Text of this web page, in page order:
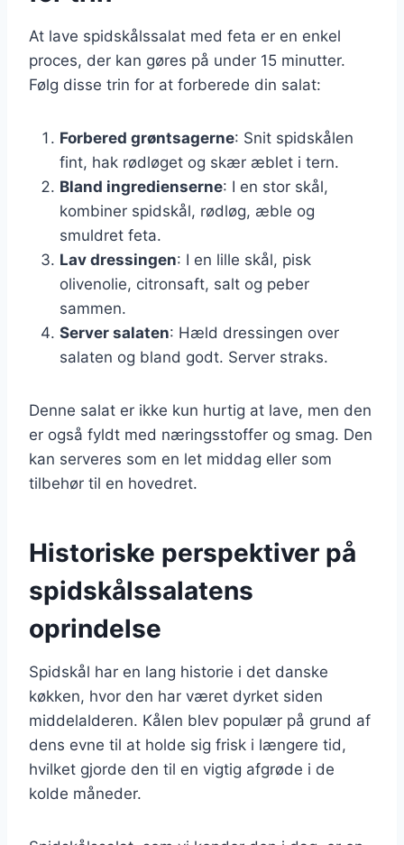
At lave spidskålssalat med feta er en enkel
proces, der kan gøres på under 15 minutter.
Følg disse trin for at forberede din salat:
Forbered grøntsagerne: Snit spidskålen
fint, hak rødløget og skær æblet i tern.
Bland ingredienserne: I en stor skål,
kombiner spidskål, rødløg, æble og
smuldret feta.
Lav dressingen: I en lille skål, pisk
olivenolie, citronsaft, salt og peber
sammen.
Server salaten: Hæld dressingen over
salaten og bland godt. Server straks.
Denne salat er ikke kun hurtig at lave, men den
er også fyldt med næringsstoffer og smag. Den
kan serveres som en let middag eller som
tilbehør til en hovedret.
Historiske perspektiver på
spidskålssalatens
oprindelse
Spidskål har en lang historie i det danske
køkken, hvor den har været dyrket siden
middelalderen. Kålen blev populær på grund af
dens evne til at holde sig frisk i længere tid,
hvilket gjorde den til en vigtig afgrøde i de
kolde måneder.